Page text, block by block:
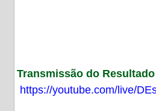
Transmissão do
https://youtube.com/live/